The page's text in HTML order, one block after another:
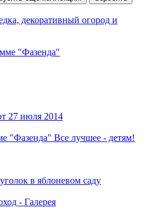
декоративный огород и
"Фазенда"
27 июля 2014
"Фазенда" Все лучшее - детям!
в яблоневом саду
- Галерея